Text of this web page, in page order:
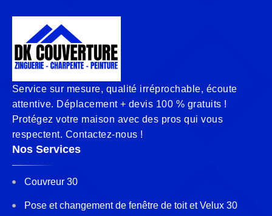
Service sur mesure, qualité irréprochable, écoute
attentive. Déplacement + devis 100 % gratuits !
Protégez votre maison avec des pros qui vous
respectent. Contactez-nous !
Nos Services
Couvreur 30
Pose et changement de fenêtre de toit et Velux 30